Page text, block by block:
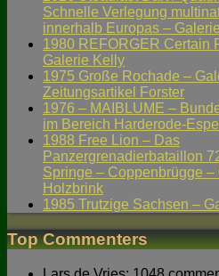
Schnelle Verlegung
innerhalb Europas –
1980 REFORGER Certain
Galerie Kelly
1975 Große Rochade –
Zeitungsartikel Forster
1976 – MAIBLUME –
im Bereich Harderode-
1988 Free Lion – Das
Panzergrenadierbataillon
Springe – Coppenbrügge –
Holzbrink
1985 Trutzige Sachsen –
Top Commenters